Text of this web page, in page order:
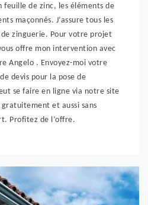
feuille de zinc, les éléments de
maçonnés. J’assure tous les
zinguerie. Pour votre projet
offre mon intervention avec
Angelo . Envoyez-moi votre
devis pour la pose de
se faire en ligne via notre site
et aussi sans
Profitez de l’offre.